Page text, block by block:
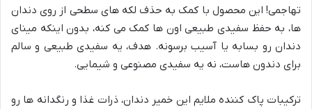
تهاجمی! این محصول با کمک به حذف لکه های سطحی از روی دندان
ها، به حفظ سفیدی طبیعی اون ها کمک می کنه، بدون اینکه مینای
دندان رو بسابه یا آسیب برسونه. هدف، یه سفیدی طبیعی و سالم
برای دندون هاست، نه یه سفیدی مصنوعی و شیمایی.
ترکیبات پاک کننده ملایم این خمیر دندان، ذرات غذا و رنگدانه ها رو